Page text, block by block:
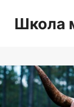
Школа